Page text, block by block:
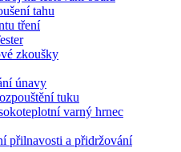
tahu
tření
zkoušky
únavy
tuku
varný hrnec
přilnavosti a přidržování